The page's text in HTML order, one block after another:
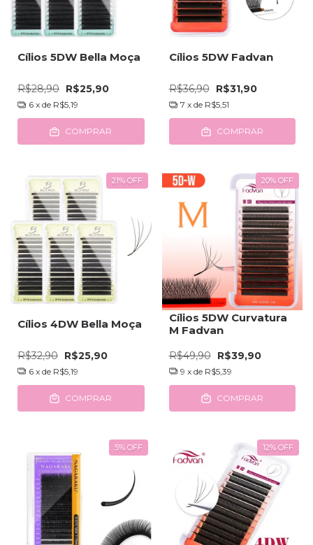
Cílios 5DW Bella Moça
R$28,90 R$25,90
6 x de R$5,19
COMPRAR
Cílios 5DW Fadvan
R$36,90 R$31,90
7 x de R$5,51
COMPRAR
21% OFF
Cílios 4DW Bella Moça
R$32,90 R$25,90
6 x de R$5,19
COMPRAR
20% OFF
Cílios 5DW Curvatura
M Fadvan
R$49,90 R$39,90
9 x de R$5,39
COMPRAR
5% OFF 12% OFF